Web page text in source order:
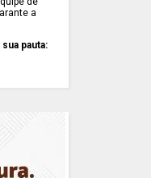
a
pauta: